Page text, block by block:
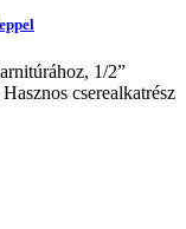
1/2”
cserealkatrész